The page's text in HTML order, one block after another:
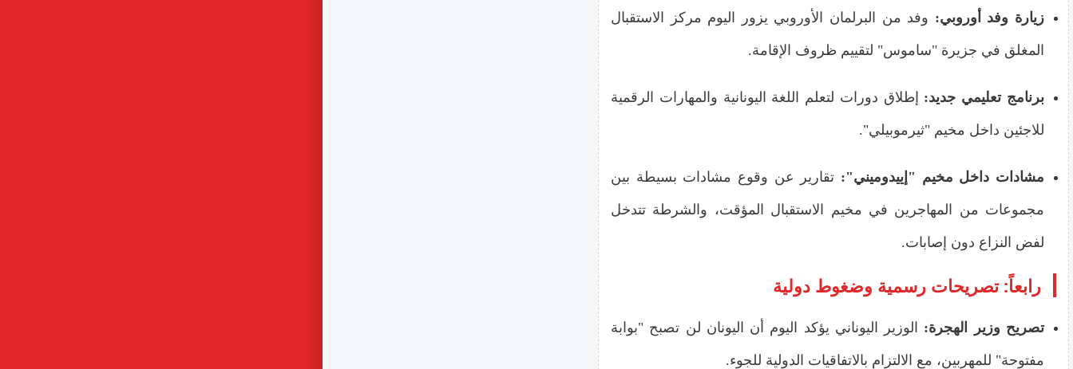
زيارة وفد أوروبي: وفد من البرلمان الأوروبي يزور اليوم مركز الاستقبال
المغلق في جزيرة "ساموس" لتقييم ظروف الإقامة.
برنامج تعليمي جديد: إطلاق دورات لتعلم اللغة اليونانية والمهارات الرقمية
للاجئين داخل مخيم "ثيرموبيلي".
مشادات داخل مخيم "إييدوميني": تقارير عن وقوع مشادات بسيطة بين
مجموعات من المهاجرين في مخيم الاستقبال المؤقت، والشرطة تتدخل
لفض النزاع دون إصابات.
رابعاً: تصريحات رسمية وضغوط دولية
تصريح وزير الهجرة: الوزير اليوناني يؤكد اليوم أن اليونان لن تصبح "بوابة
مفتوحة" للمهربين، مع الالتزام بالاتفاقيات الدولية للجوء.